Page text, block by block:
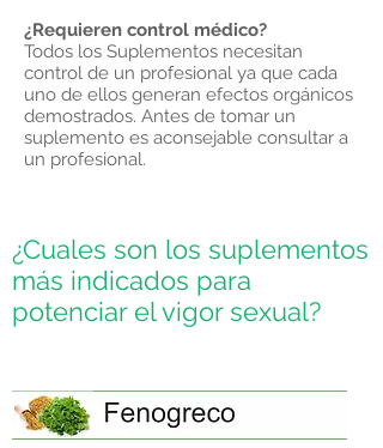
¿Requieren control médico?
Todos los Suplementos necesitan
control de un profesional ya que cada
uno de ellos generan efectos orgánicos
demostrados. Antes de tomar un
suplemento es aconsejable consultar a
un profesional.
¿Cuales son los suplementos
más indicados para
potenciar el vigor sexual?